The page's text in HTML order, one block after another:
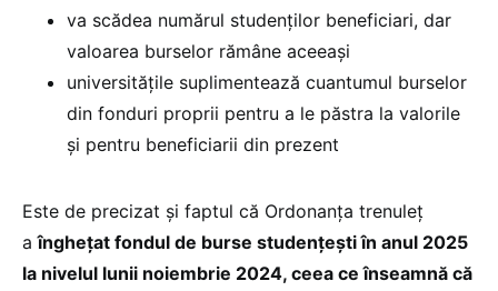
va scădea numărul studenților beneficiari, dar
valoarea burselor rămâne aceeași
universitățile suplimentează cuantumul burselor
din fonduri proprii pentru a le păstra la valorile
și pentru beneficiarii din prezent
Este de precizat și faptul că Ordonanța trenuleț
aînghețat fondul de burse studențești în anul 2025
la nivelul lunii noiembrie 2024, ceea ce înseamnă că